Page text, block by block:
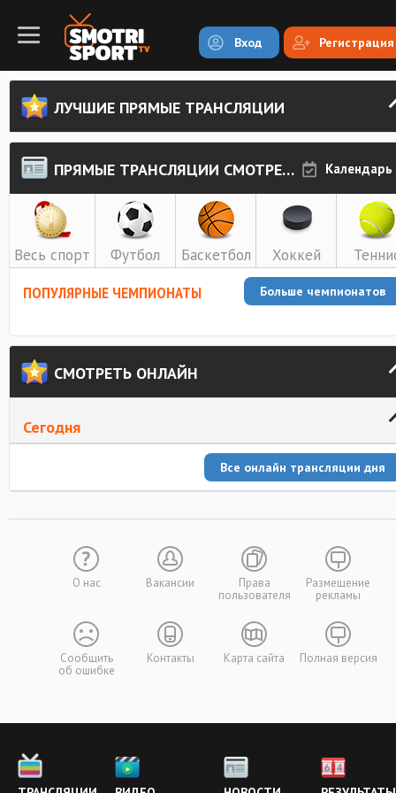
Вход Регистрация
ЛУЧШИЕ ПРЯМЫЕ ТРАНСЛЯЦИИ
ПРЯМЫЕ ТРАНСЛЯЦИИ СМОТРЕТЬ ОНЛАЙН Календарь
Весь спорт Футбол Баскетбол Хоккей
ПОПУЛЯРНЫЕ ЧЕМПИОНАТЫ Больше чемпионатов
СМОТРЕТЬ ОНЛАЙН
Сегодня
Все онлайн трансляции дня
О нас Вакансии
Права
пользователя
Размещение
рекламы
Сообщить
об ошибке
Контакты Карта сайта Полная версия